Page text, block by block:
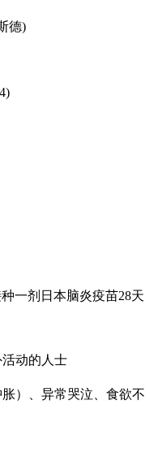
德)
一剂日本脑炎疫苗28天
动的人士
）、异常哭泣、食欲不